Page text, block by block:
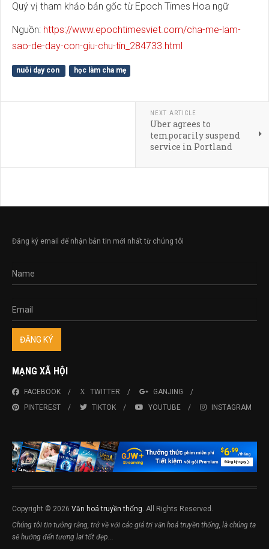
Quý vị tham khảo bản gốc từ Epoch Times Hoa ngữ
Nguồn: https://www.epochtimesviet.com/cha-me-lam-
sao-de-day-con-giu-chu-tin_284733.html
nuôi dạy con học làm cha mẹ
NEXT ARTICLE
Uber agrees to
temporarily suspend
service in Portland
Đăng ký email để nhận bản tin mới nhất từ chúng tôi
MẠNG XÃ HỘI
FACEBOOK TWITTER
GANJING
PINTEREST
TIKTOK YOUTUBE INSTAGRAM
Copyright © 2026 Văn hoá truyền thống . All Rights Reserved.
Chúng tôi tin tưởng rằng, trở về với các giá trị văn hoá truyền thống, là chúng ta
sẽ hướng đến tương lai tốt đẹp...